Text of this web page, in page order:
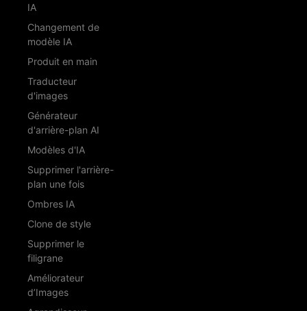
IA
Changement de
modèle IA
Produit en main
Traducteur
d'images
Générateur
d'arrière-plan AI
Modèles d'IA
Supprimer l'arrière-
plan une fois
Ombres IA
Clone de style
Supprimer le
filigrane
Améliorateur
d’Images